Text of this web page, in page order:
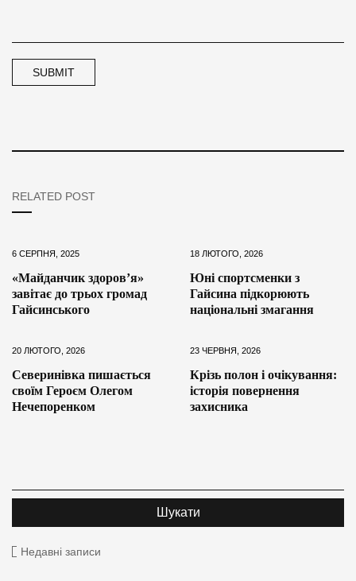
RELATED POST
6 СЕРПНЯ, 2025
«Майданчик здоров’я»
завітає до трьох громад
Гайсинського
18 ЛЮТОГО, 2026
Юні спортсменки з
Гайсина підкорюють
національні змагання
20 ЛЮТОГО, 2026
Северинівка пишається
своїм Героєм Олегом
Нечепоренком
23 ЧЕРВНЯ, 2026
Крізь полон і очікування:
історія повернення
захисника
Недавні записи